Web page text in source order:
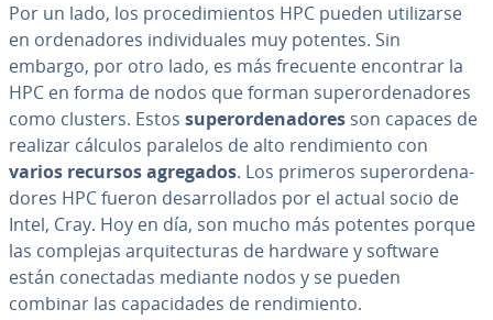
Por un lado, los pro­ce­di­mie­n­tos HPC pueden uti­li­zar­se
en or­de­na­do­res in­di­vi­dua­les muy potentes. Sin
embargo, por otro lado, es más frecuente encontrar la
HPC en forma de nodos que forman su­pe­ro­r­de­na­do­res
como clusters. Estos su­pe­ro­r­de­na­do­res son capaces de
realizar cálculos paralelos de alto re­n­di­mie­n­to con
varios recursos agregados. Los primeros su­pe­ro­r­de­na­
do­res HPC fueron de­sa­rro­lla­dos por el actual socio de
Intel, Cray. Hoy en día, son mucho más potentes porque
las complejas ar­qui­te­c­tu­ras de hardware y software
están co­ne­c­ta­das mediante nodos y se pueden
combinar las ca­pa­ci­da­des de re­n­di­mie­n­to.